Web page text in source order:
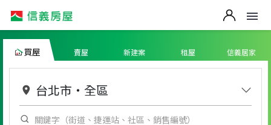
買屋 賣屋 新建案 租屋 信義居家
台北市 ・ 全區